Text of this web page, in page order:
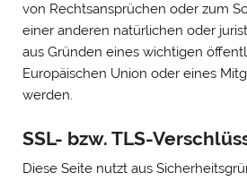
von Rechtsansprüchen oder zum
einer anderen natürlichen oder
aus Gründen eines wichtigen
Europäischen Union oder eines
werden.
SSL- bzw. TLS-
Diese Seite nutzt aus